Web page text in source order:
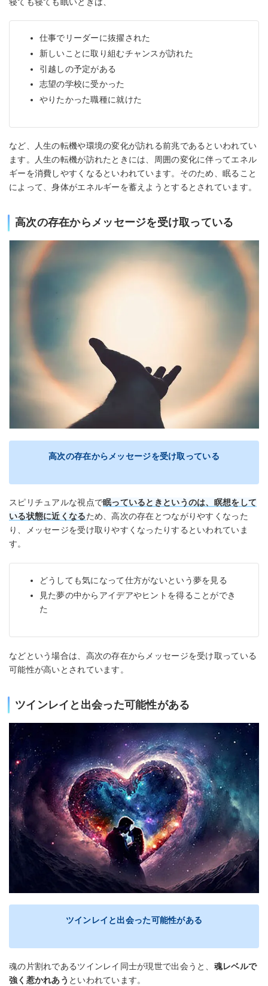
仕事でリーダーに抜擢された
新しいことに取り組むチャンスが訪れた
引越しの予定がある
志望の学校に受かった
やりたかった職種に就けた
など、人生の転機や環境の変化が訪れる前兆であるといわれてい
ます。人生の転機が訪れたときには、周囲の変化に伴ってエネル
ギーを消費しやすくなるといわれています。そのため、眠ること
によって、身体がエネルギーを蓄えようとするとされています。
高次の存在からメッセージを受け取っている
高次の存在からメッセージを受け取っている
スピリチュアルな視点で眠っているときというのは、 瞑想をして
いる状態に近くなるため、高次の存在とつながりやすくなった
り、メッセージを受け取りやすくなったりするといわれていま
す。
どうしても気になって仕方がないという夢を見る
見た夢の中からアイデアやヒントを得ることができ
た
などという場合は、高次の存在からメッセージを受け取っている
可能性が高いとされています。
ツインレイと出会った可能性がある
ツインレイと出会った可能性がある
魂の片割れであるツインレイ同士が現世で出会うと、 魂レベルで
強く惹かれあう といわれています。